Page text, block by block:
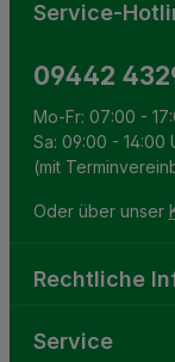
Service-
09442
Mo-Fr: 07:00 -
Sa: 09:00 - 14:00
(mit
Oder über unser
Rechtliche
Service